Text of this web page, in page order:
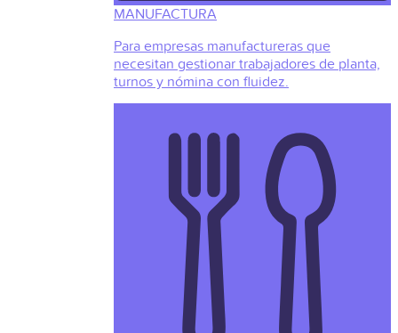
MANUFACTURA
Para empresas manufactureras que
necesitan gestionar trabajadores de planta,
turnos y nómina con fluidez.